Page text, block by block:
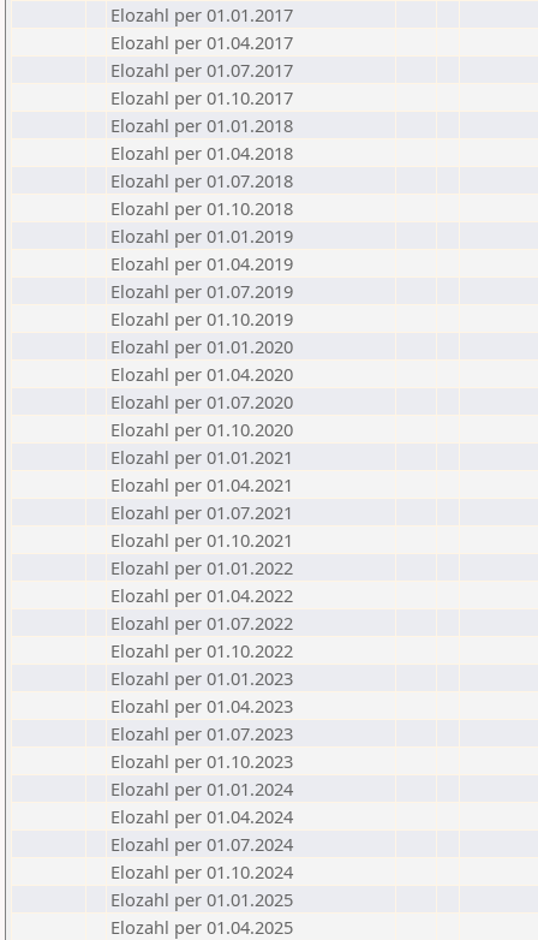
Elozahl per 01.01.2017
Elozahl per 01.04.2017
Elozahl per 01.07.2017
Elozahl per 01.10.2017
Elozahl per 01.01.2018
Elozahl per 01.04.2018
Elozahl per 01.07.2018
Elozahl per 01.10.2018
Elozahl per 01.01.2019
Elozahl per 01.04.2019
Elozahl per 01.07.2019
Elozahl per 01.10.2019
Elozahl per 01.01.2020
Elozahl per 01.04.2020
Elozahl per 01.07.2020
Elozahl per 01.10.2020
Elozahl per 01.01.2021
Elozahl per 01.04.2021
Elozahl per 01.07.2021
Elozahl per 01.10.2021
Elozahl per 01.01.2022
Elozahl per 01.04.2022
Elozahl per 01.07.2022
Elozahl per 01.10.2022
Elozahl per 01.01.2023
Elozahl per 01.04.2023
Elozahl per 01.07.2023
Elozahl per 01.10.2023
Elozahl per 01.01.2024
Elozahl per 01.04.2024
Elozahl per 01.07.2024
Elozahl per 01.10.2024
Elozahl per 01.01.2025
Elozahl per 01.04.2025